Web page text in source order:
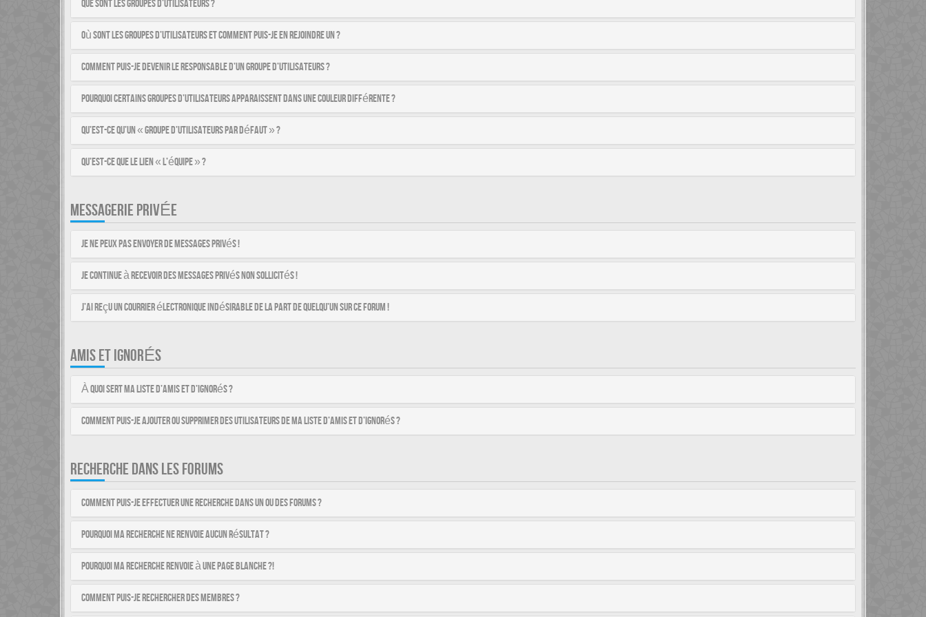
Que sont les groupes d’utilisateurs ?
Où sont les groupes d’utilisateurs et comment puis-je en rejoindre un ?
Comment puis-je devenir le responsable d’un groupe d’utilisateurs ?
Pourquoi certains groupes d’utilisateurs apparaissent dans une couleur différente ?
Qu’est-ce qu’un « groupe d’utilisateurs par défaut » ?
Qu’est-ce que le lien « L’équipe » ?
MESSAGERIE PRIVÉE
Je ne peux pas envoyer de messages privés !
Je continue à recevoir des messages privés non sollicités !
J’ai reçu un courrier électronique indésirable de la part de quelqu’un sur ce forum !
AMIS ET IGNORÉS
À quoi sert ma liste d’amis et d’ignorés ?
Comment puis-je ajouter ou supprimer des utilisateurs de ma liste d’amis et d’ignorés ?
RECHERCHE DANS LES FORUMS
Comment puis-je effectuer une recherche dans un ou des forums ?
Pourquoi ma recherche ne renvoie aucun résultat ?
Pourquoi ma recherche renvoie à une page blanche ?!
Comment puis-je rechercher des membres ?